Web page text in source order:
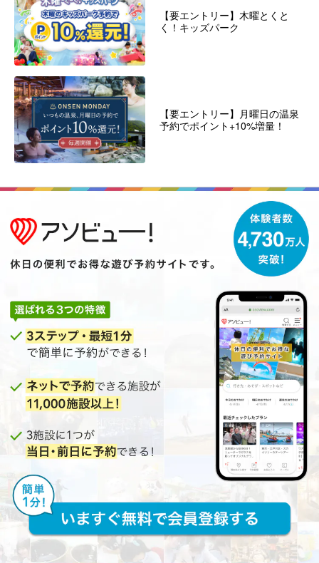
【要エントリー】木曜とくと
く！キッズパーク
【要エントリー】月曜日の温泉
予約でポイント+10%増量！